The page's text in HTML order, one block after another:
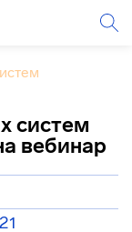
систем
вебинар